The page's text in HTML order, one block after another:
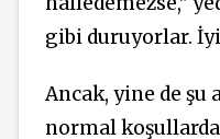
gibi duruyorlar.
Ancak, yine de şu
normal